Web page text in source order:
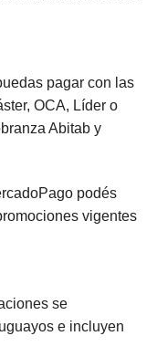
pagar con las
OCA, Líder o
Abitab y
podés
vigentes
se
e incluyen